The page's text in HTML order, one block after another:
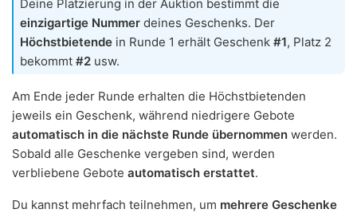
Deine Platzierung in der Auktion bestimmt die
einzigartige Nummer deines Geschenks. Der
Höchstbietende in Runde 1 erhält Geschenk #1, Platz 2
bekommt #2 usw.
Am Ende jeder Runde erhalten die Höchstbietenden
jeweils ein Geschenk, während niedrigere Gebote
automatisch in die nächste Runde übernommen werden.
Sobald alle Geschenke vergeben sind, werden
verbliebene Gebote automatisch erstattet.
Du kannst mehrfach teilnehmen, um mehrere Geschenke